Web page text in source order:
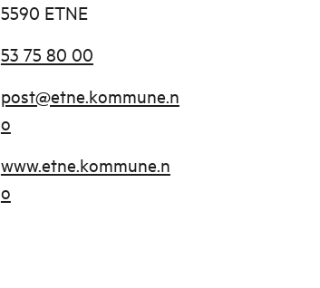
5590 ETNE
53 75 80 00
post@etne.kommune.n
o
www.etne.kommune.n
o